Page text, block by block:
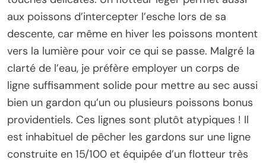
aux poissons d’intercepter l’esche lors de sa
descente, car même en hiver les poissons montent
vers la lumière pour voir ce qui se passe. Malgré la
clarté de l’eau, je préfère employer un corps de
ligne suffisamment solide pour mettre au sec aussi
bien un gardon qu’un ou plusieurs poissons bonus
providentiels. Ces lignes sont plutôt atypiques ! Il
est inhabituel de pêcher les gardons sur une ligne
construite en 15/100 et équipée d’un flotteur très